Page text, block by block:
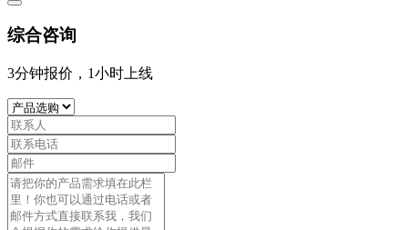
综合咨询
3分钟报价，1小时上线